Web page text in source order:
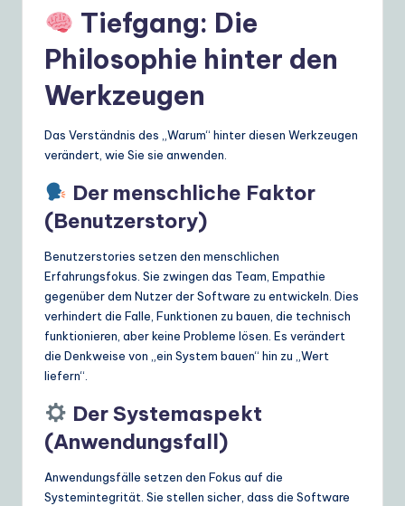
Tiefgang: Die
Philosophie hinter den
Werkzeugen
Das Verständnis des „Warum“ hinter diesen Werkzeugen
verändert, wie Sie sie anwenden.
Der menschliche Faktor
(Benutzerstory)
Benutzerstories setzen den menschlichen
Erfahrungsfokus. Sie zwingen das Team, Empathie
gegenüber dem Nutzer der Software zu entwickeln. Dies
verhindert die Falle, Funktionen zu bauen, die technisch
funktionieren, aber keine Probleme lösen. Es verändert
die Denkweise von „ein System bauen“ hin zu „Wert
liefern“.
Der Systemaspekt
(Anwendungsfall)
Anwendungsfälle setzen den Fokus auf die
Systemintegrität. Sie stellen sicher, dass die Software